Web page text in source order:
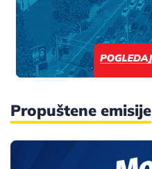
Propuštene emisije